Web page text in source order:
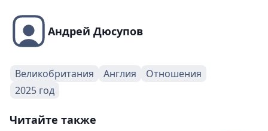
Андрей Дюсупов
Великобритания Англия
Отношения
2025 год
Читайте также